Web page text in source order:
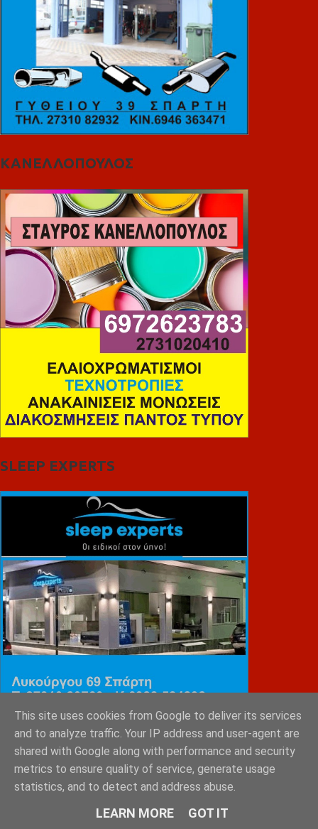
ΚΑΝΕΛΛΟΠΟΥΛΟΣ
SLEEP EXPERTS
ΕΜΙΛΥ ΚΑΡΥΓΙΑΝΝΗ
This site uses cookies from Google to deliver its services
and to analyze traffic. Your IP address and user-agent are
shared with Google along with performance and security
metrics to ensure quality of service, generate usage
statistics, and to detect and address abuse.
LEARN MORE GOT IT